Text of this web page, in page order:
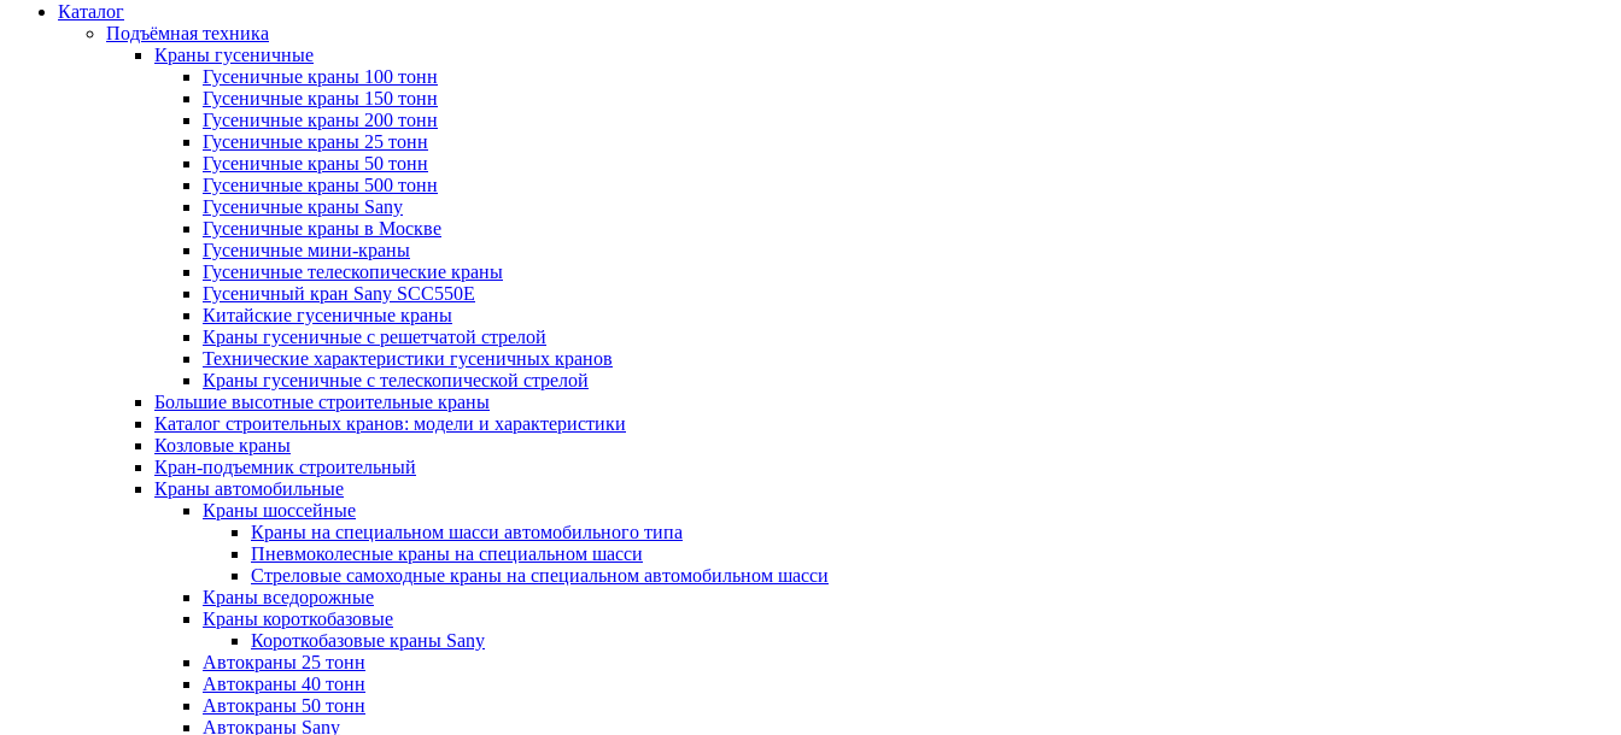
Каталог
Подъёмная техника
Краны гусеничные
Гусеничные краны 100 тонн
Гусеничные краны 150 тонн
Гусеничные краны 200 тонн
Гусеничные краны 25 тонн
Гусеничные краны 50 тонн
Гусеничные краны 500 тонн
Гусеничные краны Sany
Гусеничные краны в Москве
Гусеничные мини-краны
Гусеничные телескопические краны
Гусеничный кран Sany SCC550E
Китайские гусеничные краны
Краны гусеничные с решетчатой стрелой
Технические характеристики гусеничных кранов
Краны гусеничные с телескопической стрелой
Большие высотные строительные краны
Каталог строительных кранов: модели и характеристики
Козловые краны
Кран-подъемник строительный
Краны автомобильные
Краны шоссейные
Краны на специальном шасси автомобильного типа
Пневмоколесные краны на специальном шасси
Стреловые самоходные краны на специальном автомобильном шасси
Краны вседорожные
Краны короткобазовые
Короткобазовые краны Sany
Автокраны 25 тонн
Автокраны 40 тонн
Автокраны 50 тонн
Автокраны Sany